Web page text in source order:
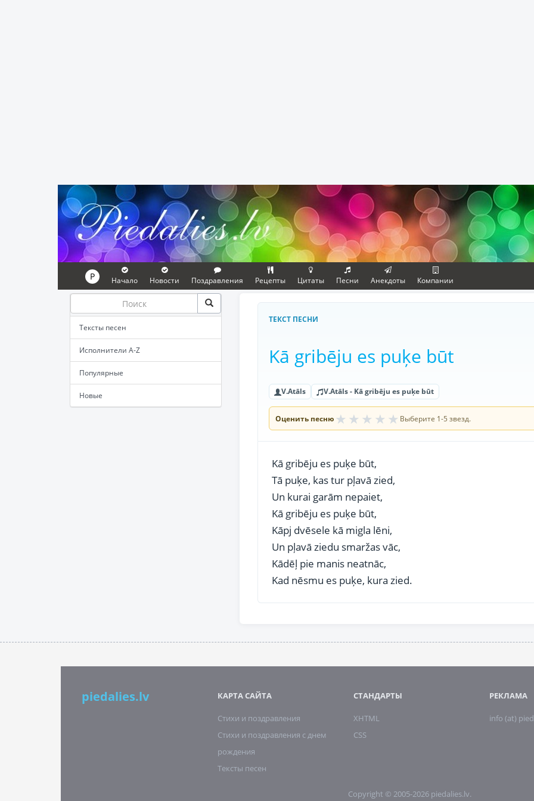
P Начало Новости Поздравления Рецепты Цитаты Песни Анекдоты Компании
Тексты песен
Исполнители A-Z
Популярные
Новые
ТЕКСТ ПЕСНИ
Kā gribēju es puķe būt
V.Atāls V.Atāls - Kā gribēju es puķe būt
Оценить песню ★ ★ ★ ★ ★ Выберите 1-5 звезд.
Kā gribēju es puķe būt,
Tā puķe, kas tur pļavā zied,
Un kurai garām nepaiet,
Kā gribēju es puķe būt,
Kāpj dvēsele kā migla lēni,
Un pļavā ziedu smaržas vāc,
Kādēļ pie manis neatnāc,
Kad nēsmu es puķe, kura zied.
piedalies.lv КАРТА САЙТА
Стихи и поздравления
Стихи и поздравления с днем
рождения
Тексты песен
СТАНДАРТЫ
XHTML
CSS
РЕКЛАМА
info (at)
Copyright © 2005-2026 piedalies.lv.